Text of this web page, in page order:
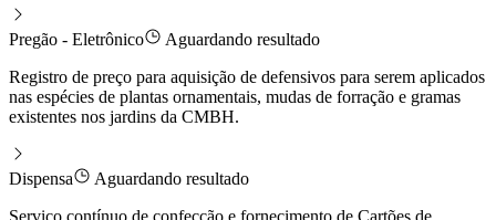
Pregão - Eletrônico
Aguardando resultado
Registro de preço para aquisição de defensivos para serem aplicados
nas espécies de plantas ornamentais, mudas de forração e gramas
existentes nos jardins da CMBH.
Dispensa
Aguardando resultado
Serviço contínuo de confecção e fornecimento de Cartões de